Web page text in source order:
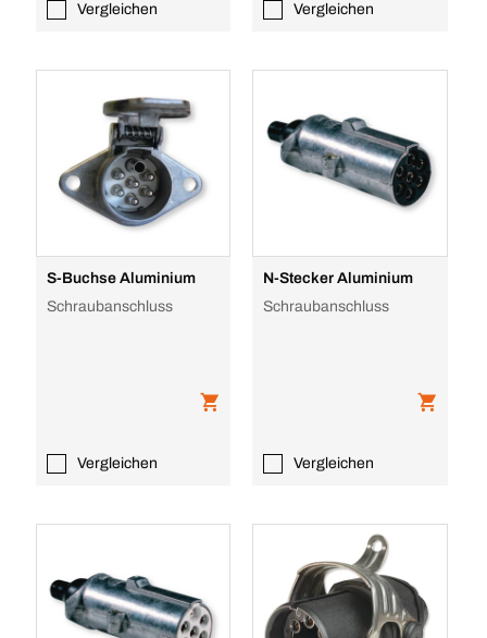
Vergleichen Vergleichen
S-Buchse Aluminium
Schraubanschluss
Vergleichen
N-Stecker Aluminium
Schraubanschluss
Vergleichen